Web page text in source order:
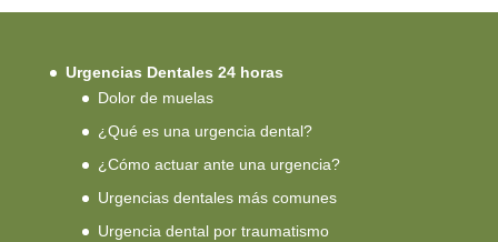
Urgencias Dentales 24 horas
Dolor de muelas
¿Qué es una urgencia dental?
¿Cómo actuar ante una urgencia?
Urgencias dentales más comunes
Urgencia dental por traumatismo